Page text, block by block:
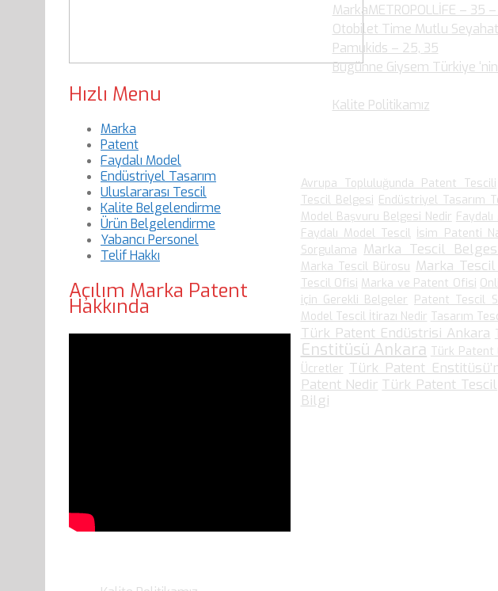
Hızlı Menu
Marka
Patent
Faydalı Model
Endüstriyel Tasarım
Uluslararası Tescil
Kalite Belgelendirme
Ürün Belgelendirme
Yabancı Personel
Telif Hakkı
Açılım Marka Patent
Hakkında
MarkaMETROPOLLİFE – 35
Otobilet Time Mutlu
Pamukids – 25, 35
Bugünne Giysem Türkiye
Kalite Politikamız
Avrupa Topluluğunda Patent Tescili
Tescil Belgesi Endüstriyel Tasarım
Model Başvuru Belgesi Nedir
Faydalı Model Tescil İsim Patenti
Sorgulama Marka Tescil
Marka Tescil Bürosu Marka
Tescil Ofisi Marka ve Patent Ofisi
için Gerekli Belgeler Patent Tescil
Model Tescil İtirazı Nedir Tasarım
Türk Patent Endüstrisi Ankara
Enstitüsü Ankara Türk Patent
Ücretler Türk Patent
Patent Nedir Türk Patent Tescil
Bilgi